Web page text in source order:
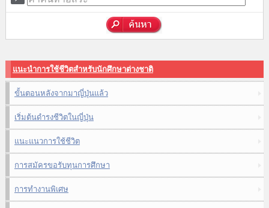
แนะนำการใช้ชีวิตสำหรับนักศึกษาต่างชาติ
ขั้นตอนหลังจากมาญี่ปุ่นแล้ว
เริ่มต้นดำรงชีวิตในญี่ปุ่น
แนะแนวการใช้ชีวิต
การสมัครขอรับทุนการศึกษา
การทำงานพิเศษ